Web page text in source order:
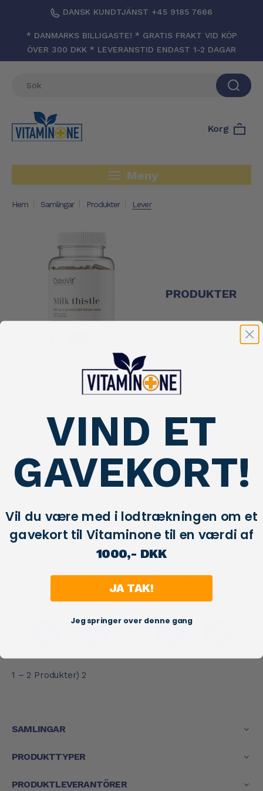
DANSK KUNDTJÄNST +45 9185 7666
* DANMARKS BILLIGASTE! * GRATIS FRAKT VID KÖP
ÖVER 300 DKK * LEVERANSTID ENDAST 1-2 DAGAR
Korg
Meny
Hem Samlingar Produkter Lever
PRODUKTER
erbjudande!
Thistle. Vegansk, 90
kapslar
179,00 kr 89,00 kr
erbjudande!
129,00 kr 199,00 kr
1 – 2 Produkter) 2
SAMLINGAR
PRODUKTTYPER
PRODUKTLEVERANTÖRER
VIND ET
GAVEKORT!
Vil du være med i lodtrækningen om et
gavekort til Vitaminone til en værdi af
1000,- DKK
JA TAK!
Jeg springer over denne gang